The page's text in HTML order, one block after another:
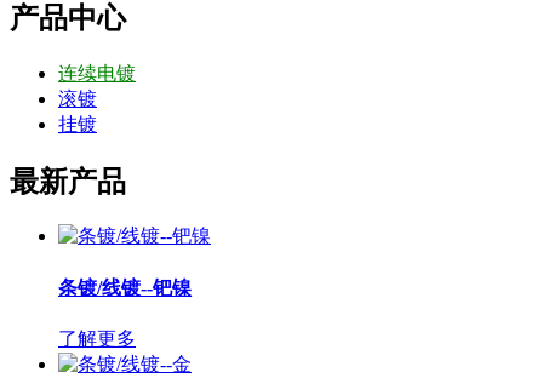
产品中心
连续电镀
滚镀
挂镀
最新产品
条镀/线镀--钯镍
了解更多